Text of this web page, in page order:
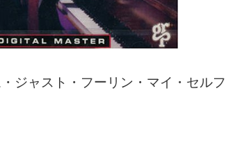
ャスト・フーリン・マイ・セ